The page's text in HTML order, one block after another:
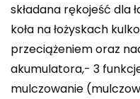
składana rękojeść dla
koła na łożyskach
przeciążeniem oraz
akumulatora,- 3
mulczowanie